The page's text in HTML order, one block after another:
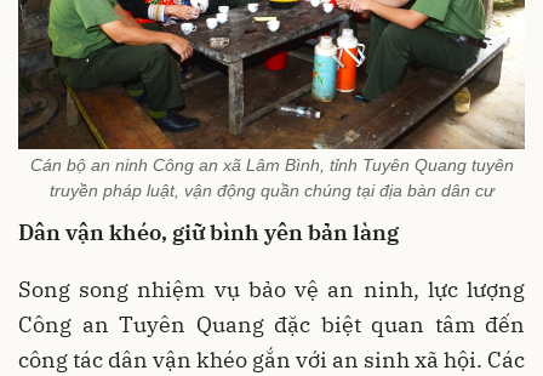
Cán bộ an ninh Công an xã Lâm Bình, tỉnh Tuyên Quang tuyên
truyền pháp luật, vận động quần chúng tại địa bàn dân cư
Dân vận khéo, giữ bình yên bản làng
Song song nhiệm vụ bảo vệ an ninh, lực lượng
Công an Tuyên Quang đặc biệt quan tâm đến
công tác dân vận khéo gắn với an sinh xã hội. Các